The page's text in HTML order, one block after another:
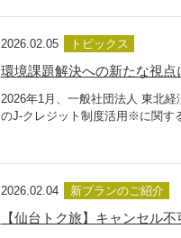
2026.02.05 トピックス
環境課題解決への新たな視
2026年1月、一般社団法人 東北
のJ-クレジット制度活用※に関す
2026.02.04 新プランのご紹介
【仙台トク旅】キャンセル